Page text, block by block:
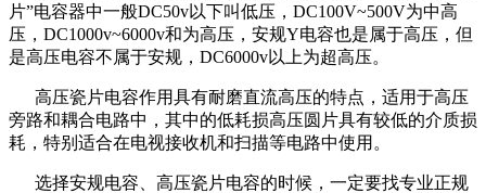
片”电容器中一般DC50v以下叫低压，DC100V~500V为中高
压，DC1000v~6000v和为高压，安规Y电容也是属于高压，但
是高压电容不属于安规，DC6000v以上为超高压。
高压瓷片电容作用具有耐磨直流高压的特点，适用于高压
旁路和耦合电路中，其中的低耗损高压圆片具有较低的介质损
耗，特别适合在电视接收机和扫描等电路中使用。
选择安规电容、高压瓷片电容的时候，一定要找专业正规